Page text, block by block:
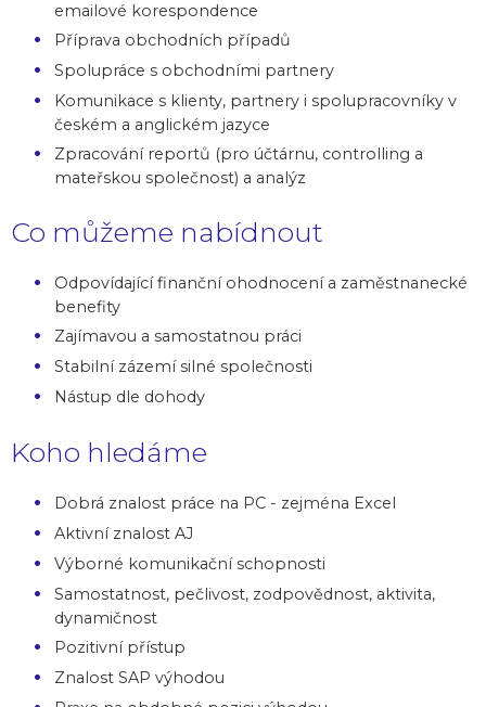
emailové korespondence
Příprava obchodních případů
Spolupráce s obchodními partnery
Komunikace s klienty, partnery i spolupracovníky v
českém a anglickém jazyce
Zpracování reportů (pro účtárnu, controlling a
mateřskou společnost) a analýz
Co můžeme nabídnout
Odpovídající finanční ohodnocení a zaměstnanecké
benefity
Zajímavou a samostatnou práci
Stabilní zázemí silné společnosti
Nástup dle dohody
Koho hledáme
Dobrá znalost práce na PC - zejména Excel
Aktivní znalost AJ
Výborné komunikační schopnosti
Samostatnost, pečlivost, zodpovědnost, aktivita,
dynamičnost
Pozitivní přístup
Znalost SAP výhodou